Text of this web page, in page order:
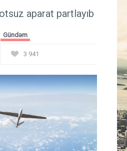
İqtisadiyyat
Mədəniyyət
Müsahibə
aparat partlayıb
Gündəm
3 941